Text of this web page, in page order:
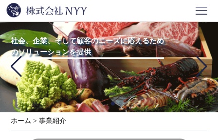
ホ
ー
ム
会
社
情
事
業
ニ
社会、企業、そして顧客のニーズに応えるため
のソリューションを提供
ホーム >事業紹介